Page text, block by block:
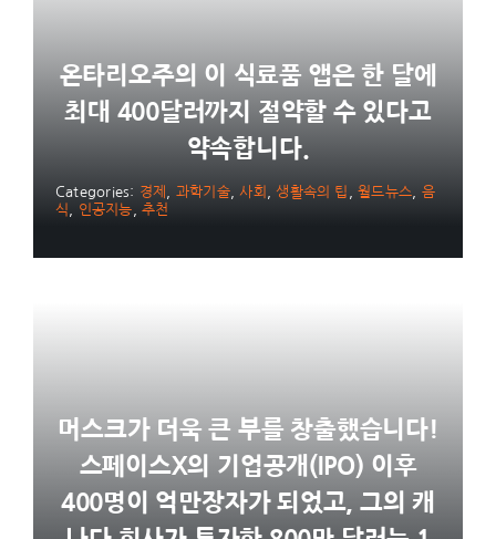
온타리오주의 이 식료품 앱은 한 달에
최대 400달러까지 절약할 수 있다고
약속합니다.
Categories: 경제 과학기술,사회 ,생활속의 팁 ,월드뉴스
음
식
인공지능 ,추천
머스크가 더욱 큰 부를 창출했습니다!
스페이스X의 기업공개(IPO) 이후
400명이 억만장자가 되었고, 그의 캐